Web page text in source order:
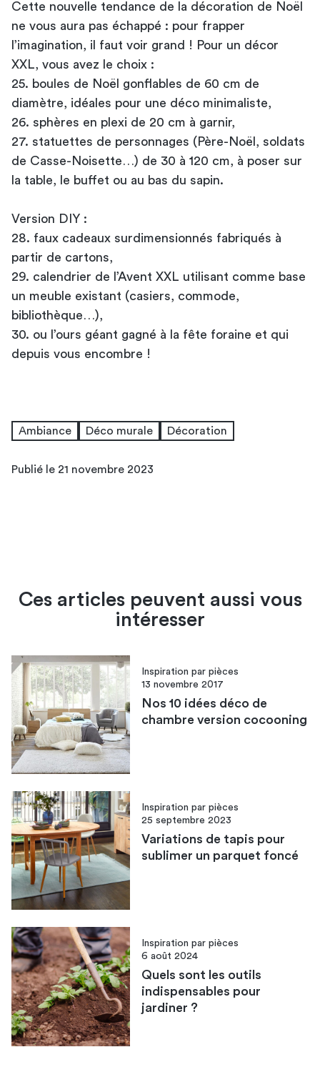
Cette nouvelle tendance de la décoration de Noël
ne vous aura pas échappé : pour frapper
l’imagination, il faut voir grand ! Pour un décor
XXL, vous avez le choix :
25. boules de Noël gonflables de 60 cm de
diamètre, idéales pour une déco minimaliste,
26. sphères en plexi de 20 cm à garnir,
27. statuettes de personnages (Père-Noël, soldats
de Casse-Noisette…) de 30 à 120 cm, à poser sur
la table, le buffet ou au bas du sapin.
Version DIY :
28. faux cadeaux surdimensionnés fabriqués à
partir de cartons,
29. calendrier de l’Avent XXL utilisant comme base
un meuble existant (casiers, commode,
bibliothèque…),
30. ou l’ours géant gagné à la fête foraine et qui
depuis vous encombre !
Ambiance Déco murale Décoration
Publié le 21 novembre 2023
Ces articles peuvent aussi vous
intéresser
Inspiration par pièces
13 novembre 2017
Nos 10 idées déco de
chambre version cocooning
Inspiration par pièces
25 septembre 2023
Variations de tapis pour
sublimer un parquet foncé
Inspiration par pièces
6 août 2024
Quels sont les outils
indispensables pour
jardiner ?